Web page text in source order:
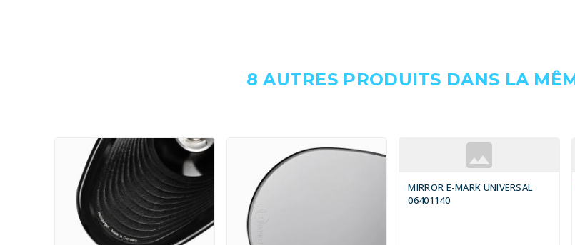
8 AUTRES PRODUITS DANS LA
MIRROR E-MARK UNIVERSAL
06401140